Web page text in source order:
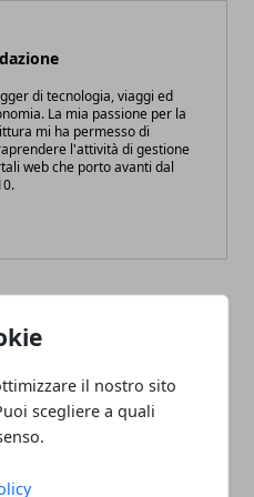
il nostro sito
scegliere a quali
di tecnologia, viaggi ed
La mia passione per la
mi ha permesso di
l'attività di gestione
web che porto avanti dal